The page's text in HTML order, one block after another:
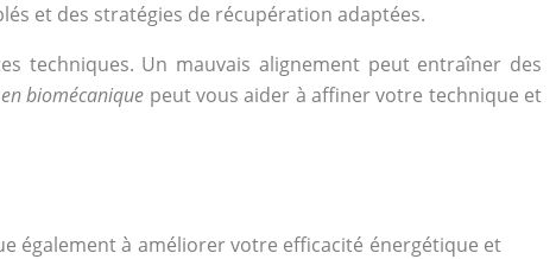
et des stratégies de récupération adaptées.
techniques. Un mauvais alignement peut entraîner des
biomécanique peut vous aider à affiner votre technique et
également à améliorer votre efficacité énergétique et